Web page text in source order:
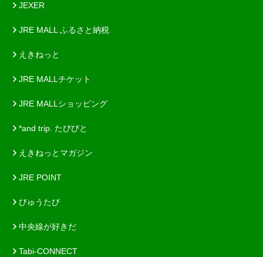
JEXER
JRE MALL ふるさと納税
えきねっと
JRE MALLチケット
JRE MALLショッピング
*and trip. たびびと
えきねっとマガジン
JRE POINT
びゅうたび
中央線が好きだ
Tabi-CONNECT